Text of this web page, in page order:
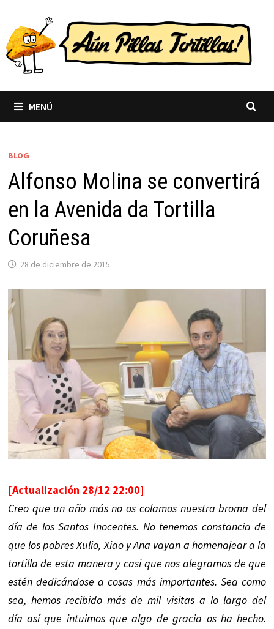
contenido
MENÚ
BLOG
Alfonso Molina se convertirá
en la Avenida da Tortilla
Coruñesa
28 de diciembre de 2015
[Actualización 28/12 22:00]
Creo que un año más no os colamos nuestra broma del
día de los Santos Inocentes. No tenemos constancia de
que los pobres Xulio, Xiao y Ana vayan a homenajear a la
tortilla de esta manera y casi que nos alegramos de que
estén dedicándose a cosas más importantes. Sea como
sea, hemos recibido más de mil visitas a lo largo del
día así que intuimos que algo de gracia os ha hecho.